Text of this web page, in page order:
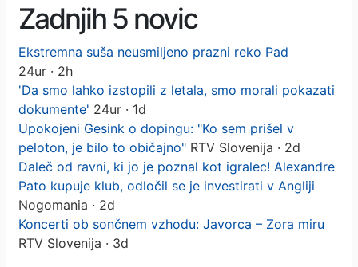
Zadnjih 5 novic
Ekstremna suša neusmiljeno prazni reko Pad
24ur · 2h
'Da smo lahko izstopili z letala, smo morali pokazati
dokumente' 24ur · 1d
Upokojeni Gesink o dopingu: "Ko sem prišel v
peloton, je bilo to običajno" RTV Slovenija · 2d
Daleč od ravni, ki jo je poznal kot igralec! Alexandre
Pato kupuje klub, odločil se je investirati v Angliji
Nogomania · 2d
Koncerti ob sončnem vzhodu: Javorca – Zora miru
RTV Slovenija · 3d